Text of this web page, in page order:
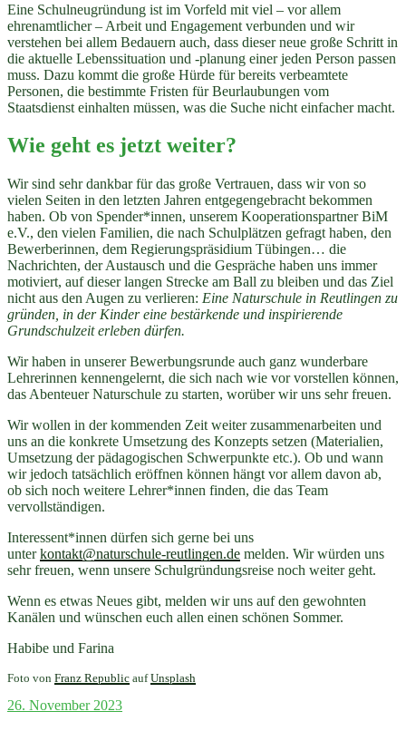
Eine Schulneugründung ist im Vorfeld mit viel – vor allem
ehrenamtlicher – Arbeit und Engagement verbunden und wir
verstehen bei allem Bedauern auch, dass dieser neue große Schritt in
die aktuelle Lebenssituation und -planung einer jeden Person passen
muss. Dazu kommt die große Hürde für bereits verbeamtete
Personen, die bestimmte Fristen für Beurlaubungen vom
Staatsdienst einhalten müssen, was die Suche nicht einfacher macht.
Wie geht es jetzt weiter?
Wir sind sehr dankbar für das große Vertrauen, dass wir von so
vielen Seiten in den letzten Jahren entgegengebracht bekommen
haben. Ob von Spender*innen, unserem Kooperationspartner BiM
e.V., den vielen Familien, die nach Schulplätzen gefragt haben, den
Bewerberinnen, dem Regierungspräsidium Tübingen… die
Nachrichten, der Austausch und die Gespräche haben uns immer
motiviert, auf dieser langen Strecke am Ball zu bleiben und das Ziel
nicht aus den Augen zu verlieren: Eine Naturschule in Reutlingen zu
gründen, in der Kinder eine bestärkende und inspirierende
Grundschulzeit erleben dürfen.
Wir haben in unserer Bewerbungsrunde auch ganz wunderbare
Lehrerinnen kennengelernt, die sich nach wie vor vorstellen können,
das Abenteuer Naturschule zu starten, worüber wir uns sehr freuen.
Wir wollen in der kommenden Zeit weiter zusammenarbeiten und
uns an die konkrete Umsetzung des Konzepts setzen (Materialien,
Umsetzung der pädagogischen Schwerpunkte etc.). Ob und wann
wir jedoch tatsächlich eröffnen können hängt vor allem davon ab,
ob sich noch weitere Lehrer*innen finden, die das Team
vervollständigen.
Interessent*innen dürfen sich gerne bei uns
unterkontakt@naturschule-reutlingen.de melden. Wir würden uns
sehr freuen, wenn unsere Schulgründungsreise noch weiter geht.
Wenn es etwas Neues gibt, melden wir uns auf den gewohnten
Kanälen und wünschen euch allen einen schönen Sommer.
Habibe und Farina
Foto von Franz Republic aufUnsplash
Veröffentlicht
26. November 2023